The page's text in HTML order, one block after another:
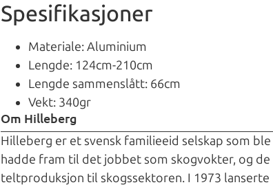
Spesifikasjoner
Materiale: Aluminium
Lengde: 124cm-210cm
Lengde sammenslått: 66cm
Vekt: 340gr
Om Hilleberg
Hilleberg er et svensk familieeid selskap som
hadde fram til det jobbet som skogvokter, og
teltproduksjon til skogssektoren. I 1973